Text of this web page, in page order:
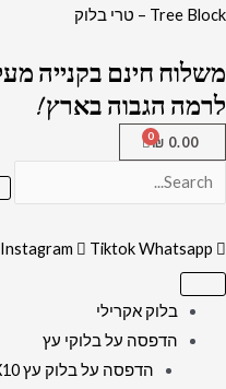
דילוג
Tree Block – טרי בלוק
לרמה הגבוה בארץ !
0.00
₪
Instagram TiktokWhatsapp
בלוק אקרילי
הדפסה על בלוקי עץ
הדפסה על בלוק עץ 10X10 ס"מ
כמות
2636
-
פטום
הקטורת
על
קנבס
או
זכוכית
מחוסמת